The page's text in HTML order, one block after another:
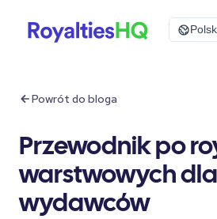
Powrót do bloga
Przewodnik po
warstwowych dla
wydawców